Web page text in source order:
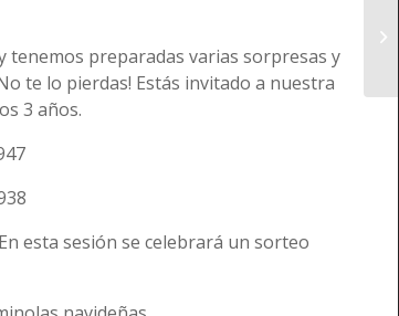
tenemos preparadas varias sorpresas y
te lo pierdas! Estás invitado a nuestra
3 años.
esta sesión se celebrará un sorteo